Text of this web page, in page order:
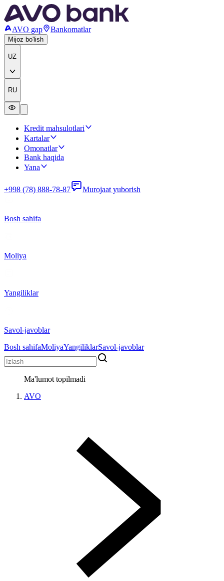
AVO gap Bankomatlar
Mijoz bo'lish
UZ
RU
Kredit mahsulotlari
Kartalar
Omonatlar
Bank haqida
Yana
+998 (78) 888-78-87 Murojaat yuborish
Bosh sahifa
Moliya
Yangiliklar
Savol-javoblar
Bosh sahifaMoliyaYangiliklarSavol-javoblar
Ma'lumot topilmadi
AVO